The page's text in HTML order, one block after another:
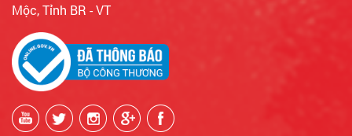
Mộc, Tỉnh BR - VT